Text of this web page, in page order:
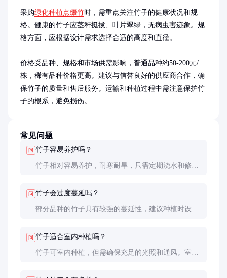
采购绿化种植点缀竹时，需重点关注竹子的健康状况和规
格。健康的竹子应茎秆挺拔、叶片翠绿，无病虫害迹象。规
格方面，应根据设计需求选择合适的高度和直径。
价格受品种、规格和市场供需影响，普通品种约50-200元/
株，稀有品种价格更高。建议与信誉良好的供应商合作，确
保竹子的质量和售后服务。运输和种植过程中需注意保护竹
子的根系，避免损伤。
常见问题
问 竹子容易养护吗？
竹子相对容易养护，耐寒耐旱，只需定期浇水和修
问 竹子会过度蔓延吗？
部分品种的竹子具有较强的蔓延性，建议种植时设置
问 竹子适合室内种植吗？
竹子可室内种植，但需确保充足的光照和通风。室内